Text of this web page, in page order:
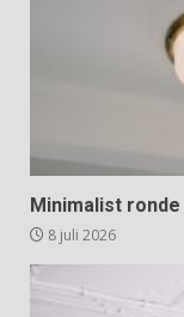
Minimalist
8 juli 2026